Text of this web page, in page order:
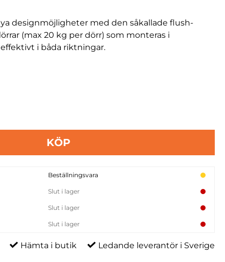
designmöjligheter med den såkallade flush-
(max 20 kg per dörr) som monteras i
i båda riktningar.
KÖP
Beställningsvara
Slut i lager
Slut i lager
Slut i lager
Hämta i butik Ledande leverantör i Sverige